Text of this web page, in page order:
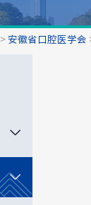
> 安徽省口腔医学会